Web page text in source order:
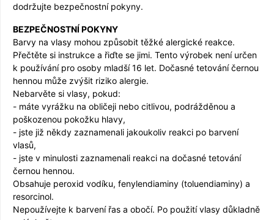
dodržujte bezpečnostní pokyny.
BEZPEČNOSTNÍ POKYNY
Barvy na vlasy mohou způsobit těžké alergické reakce.
Přečtěte si instrukce a řiďte se jimi. Tento výrobek není určen
k používání pro osoby mladší 16 let. Dočasné tetování černou
hennou může zvýšit riziko alergie.
Nebarvěte si vlasy, pokud:
- máte vyrážku na obličeji nebo citlivou, podrážděnou a
poškozenou pokožku hlavy,
- jste již někdy zaznamenali jakoukoliv reakci po barvení
vlasů,
- jste v minulosti zaznamenali reakci na dočasné tetování
černou hennou.
Obsahuje peroxid vodíku, fenylendiaminy (toluendiaminy) a
resorcinol.
Nepoužívejte k barvení řas a obočí. Po použití vlasy důkladně